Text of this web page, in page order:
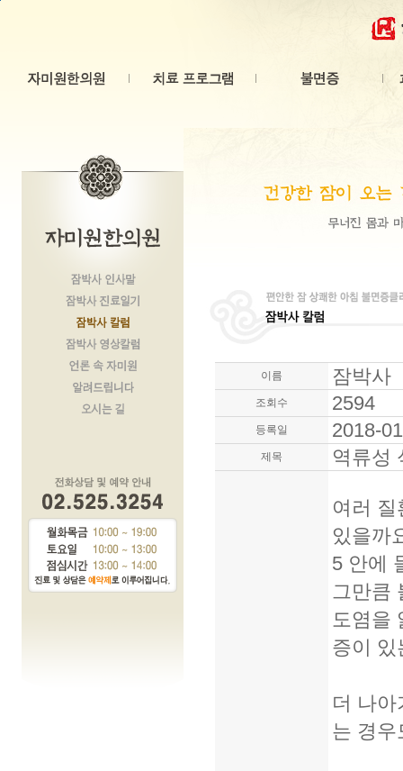
이름 잠박사
조회수 2594
등록일 2018-
제목 역류성
여러
있을까
5 안에
그만큼
도염을
증이 있
더 나
는 경우